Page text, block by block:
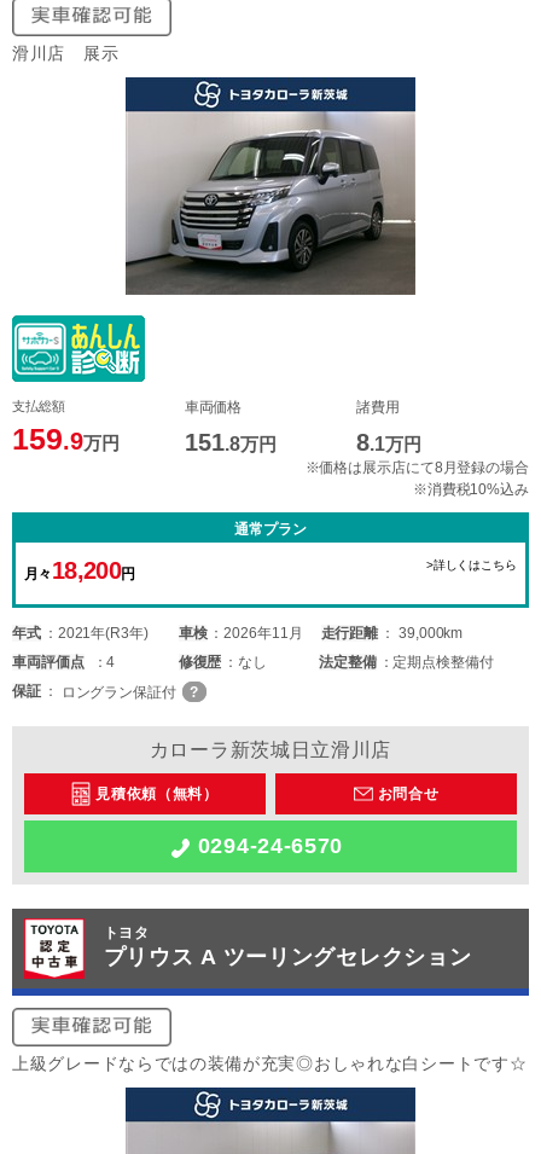
滑川店 展示
支払総額
159.9万円
車両価格
151.8万円
諸費用
8.1万円
※価格は展示店にて8月登録の場合
※消費税10%込み
通常プラン
月々 18,200円
>詳しくはこちら
年式 2021年(R3年) 車検 2026年11月 走行距離
39,000km
車両評価点 4 修復歴 なし 法定整備
定期点検整備付
保証
ロングラン保証付
カローラ新茨城日立滑川店
見積依頼（無料） お問合せ
0294-24-6570
トヨタ
プリウス A ツーリングセレクション
上級グレードならではの装備が充実◎おしゃれな白シートです☆